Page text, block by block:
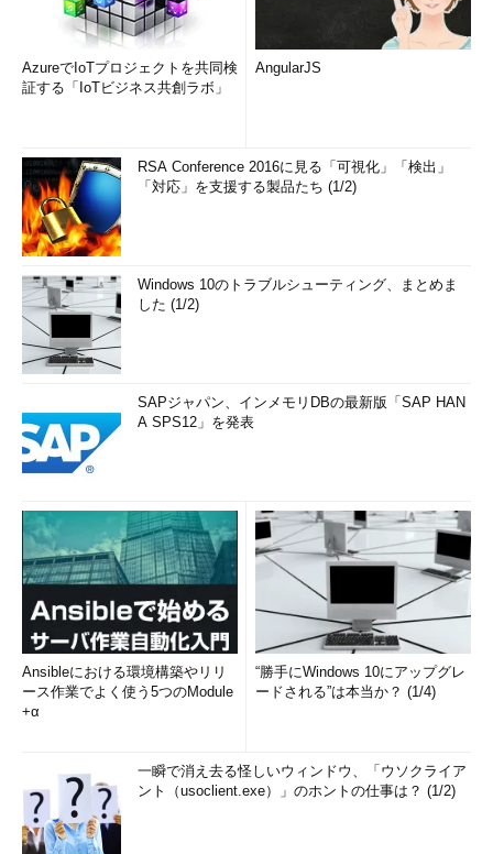
AzureでIoTプロジェクトを共同検
証する「IoTビジネス共創ラボ」
AngularJS
RSA Conference 2016に見る「可視化」「検出」
「対応」を支援する製品たち (1/2)
Windows 10のトラブルシューティング、まとめま
した (1/2)
SAPジャパン、インメモリDBの最新版「SAP HAN
A SPS12」を発表
Ansibleにおける環境構築やリリ
ース作業でよく使う5つのModule
+α
“勝手にWindows 10にアップグレ
ードされる”は本当か？ (1/4)
一瞬で消え去る怪しいウィンドウ、「ウソクライア
ント（usoclient.exe）」のホントの仕事は？ (1/2)